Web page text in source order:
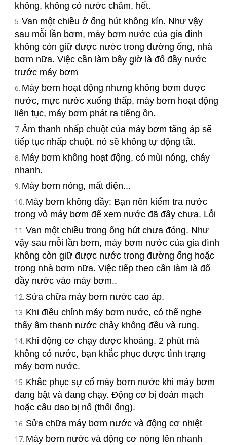
không, không có nước châm, hết.
Van một chiều ở ống hút không kín. Như vậy
sau mỗi lần bơm, máy bơm nước của gia đình
không còn giữ được nước trong đường ống, nhà
bơm nữa. Việc cần làm bây giờ là đổ đầy nước
trước máy bơm
Máy bơm hoạt động nhưng không bơm được
nước, mực nước xuống thấp, máy bơm hoạt động
liên tục, máy bơm phát ra tiếng ồn.
Âm thanh nhấp chuột của máy bơm tăng áp sẽ
tiếp tục nhấp chuột, nó sẽ không tự động tắt.
Máy bơm không hoạt động, có mùi nóng, cháy
nhanh.
Máy bơm nóng, mất điện...
Máy bơm không đầy: Bạn nên kiểm tra nước
trong vỏ máy bơm để xem nước đã đầy chưa. Lỗi
Van một chiều trong ống hút chưa đóng. Như
vậy sau mỗi lần bơm, máy bơm nước của gia đình
không còn giữ được nước trong đường ống hoặc
trong nhà bơm nữa. Việc tiếp theo cần làm là đổ
đầy nước vào máy bơm..
Sửa chữa máy bơm nước cao áp.
Khi điều chỉnh máy bơm nước, có thể nghe
thấy âm thanh nước chảy không đều và rung.
Khi động cơ chạy được khoảng. 2 phút mà
không có nước, bạn khắc phục được tình trạng
máy bơm nước.
Khắc phục sự cố máy bơm nước khi máy bơm
đang bật và đang chạy. Động cơ bị đoản mạch
hoặc cầu dao bị nổ (thổi ống).
Sửa chữa máy bơm nước và động cơ nhiệt
Máy bơm nước và động cơ nóng lên nhanh